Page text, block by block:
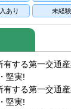
あり 未経
する第一交通
堅実!
する第一交通
堅実!